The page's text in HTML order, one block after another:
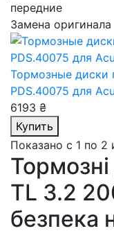
передние
Замена оригинала
Тормозные диски
PDS.40075 для
6193 ₴
Купить
Показано с 1 по 2
TL 3.2
безпека